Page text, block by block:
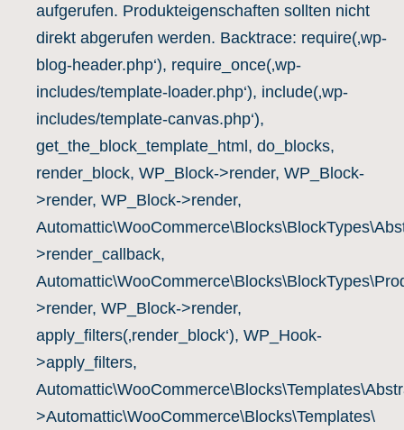
aufgerufen. Produkteigenschaften sollten nicht
direkt abgerufen werden. Backtrace: require(‚wp-
blog-header.php‘), require_once(‚wp-
includes/template-loader.php‘), include(‚wp-
includes/template-canvas.php‘),
get_the_block_template_html, do_blocks,
render_block, WP_Block->render, WP_Block-
>render, WP_Block->render,
>render_callback,
>render, WP_Block->render,
apply_filters(‚render_block‘), WP_Hook-
>apply_filters,
>Automattic\WooCommerce\Blocks\Templates\